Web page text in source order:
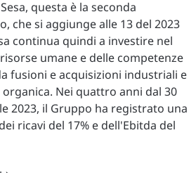
questa è la seconda
che si aggiunge alle 13 del 2023
continua quindi a investire nel
umane e delle competenze
fusioni e acquisizioni industriali e
Nei quattro anni dal 30
2023, il Gruppo ha registrato una
ricavi del 17% e dell'Ebitda del